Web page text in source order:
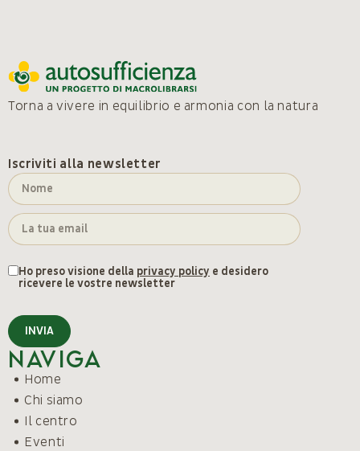
Torna a vivere in equilibrio e armonia con la natura
Iscriviti alla newsletter
Ho preso visione della privacy policy e desidero
ricevere le vostre newsletter
INVIA
Naviga
Home
Chi siamo
Il centro
Eventi